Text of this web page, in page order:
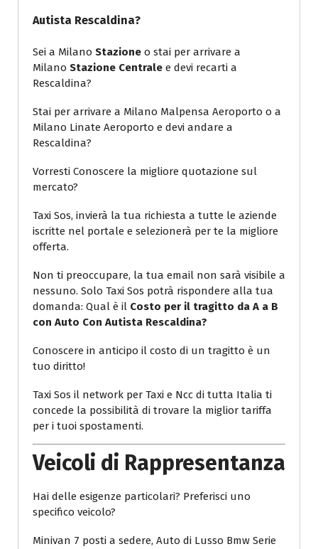
Autista Rescaldina?
Sei a Milano Stazione o stai per arrivare a
Milano Stazione Centrale e devi recarti a
Rescaldina?
Stai per arrivare a Milano Malpensa Aeroporto o a
Milano Linate Aeroporto e devi andare a
Rescaldina?
Vorresti Conoscere la migliore quotazione sul
mercato?
Taxi Sos, invierà la tua richiesta a tutte le aziende
iscritte nel portale e selezionerà per te la migliore
offerta.
Non ti preoccupare, la tua email non sarà visibile a
nessuno. Solo Taxi Sos potrà rispondere alla tua
domanda: Qual è il Costo per il tragitto da A a B
con Auto Con Autista Rescaldina?
Conoscere in anticipo il costo di un tragitto è un
tuo diritto!
Taxi Sos il network per Taxi e Ncc di tutta Italia ti
concede la possibilità di trovare la miglior tariffa
per i tuoi spostamenti.
Veicoli di Rappresentanza
Hai delle esigenze particolari? Preferisci uno
specifico veicolo?
Minivan 7 posti a sedere, Auto di Lusso Bmw Serie